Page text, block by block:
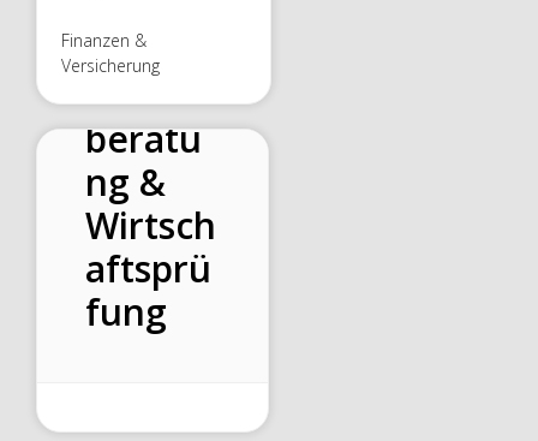
Finanzen &
Versicherung
n
Steuer
beratu
ng &
Wirtsch
aftsprü
fung